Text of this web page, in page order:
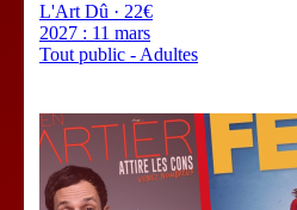
L'Art Dû · 22€
2027 : 11 mars
Tout public - Adultes